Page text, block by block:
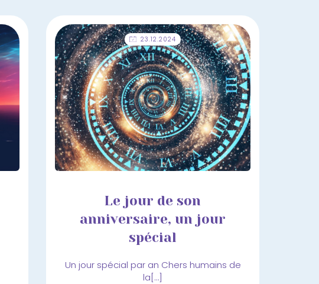
23.12.2024
Le jour de son
anniversaire, un jour
spécial
Un jour spécial par an Chers humains de
la[…]